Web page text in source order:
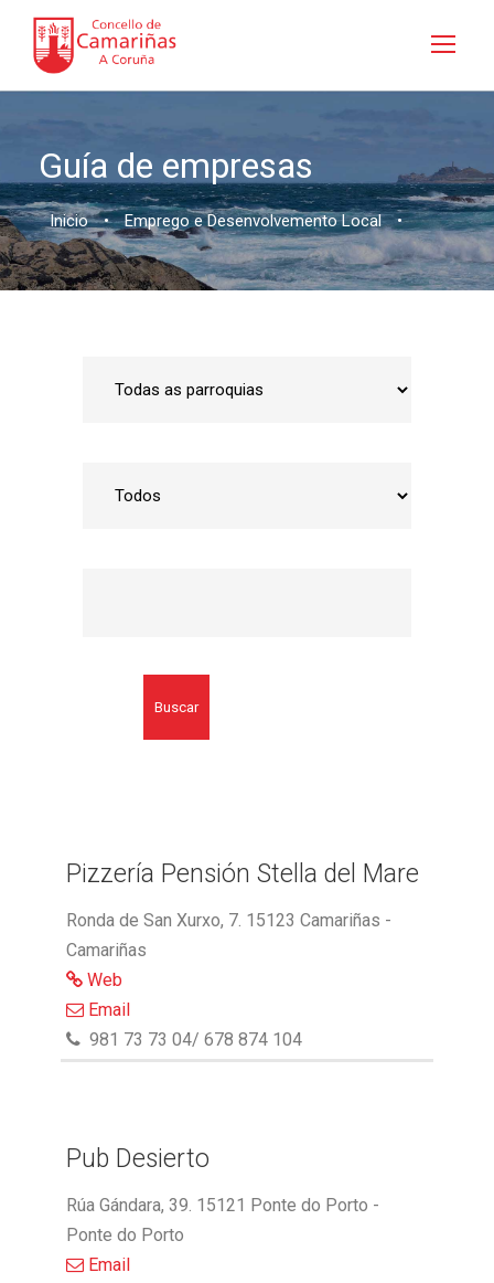
Guía de empresas
Inicio • Emprego e Desenvolvemento Local •
Buscar
Pizzería Pensión Stella del Mare
Ronda de San Xurxo, 7. 15123 Camariñas -
Camariñas
Web
Email
981 73 73 04/ 678 874 104
Pub Desierto
Rúa Gándara, 39. 15121 Ponte do Porto -
Ponte do Porto
Email